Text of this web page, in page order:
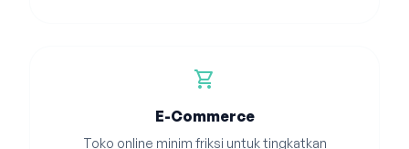
shopping_cart
E-Commerce
Toko online minim friksi untuk tingkatkan